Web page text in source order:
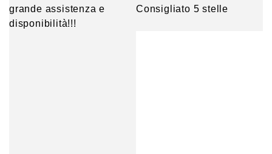
su 5
grande assistenza e
disponibilità!!!
su 5
Consigliato 5 stelle